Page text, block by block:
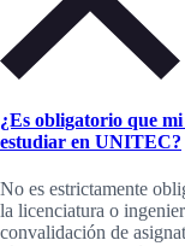
¿Es obligatorio que
estudiar en UNITEC?
No es estrictamente
la licenciatura o
convalidación de